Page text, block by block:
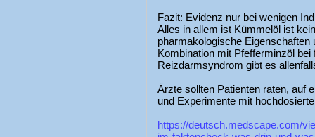
Fazit: Evidenz nur bei wenigen
Alles in allem ist Kümmelöl ist
pharmakologische
Kombination mit Pfefferminzöl
Reizdarmsyndrom gibt es
Ärzte sollten Patienten raten, auf
und Experimente mit
https://deutsch.medscape.com/